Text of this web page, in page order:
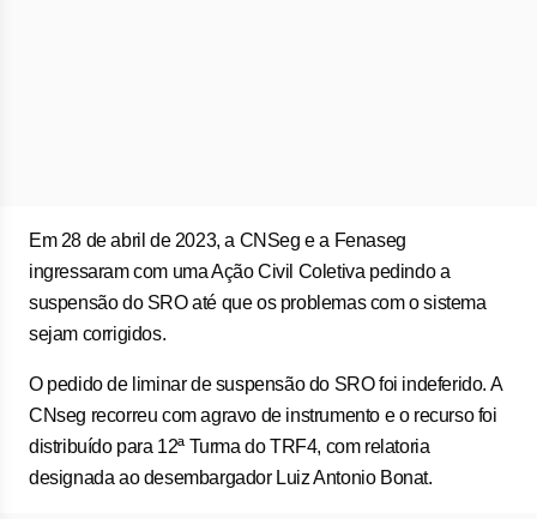
Em 28 de abril de 2023, a CNSeg e a Fenaseg
ingressaram com uma Ação Civil Coletiva pedindo a
suspensão do SRO até que os problemas com o sistema
sejam corrigidos.
O pedido de liminar de suspensão do SRO foi indeferido. A
CNseg recorreu com agravo de instrumento e o recurso foi
distribuído para 12ª Turma do TRF4, com relatoria
designada ao desembargador Luiz Antonio Bonat.